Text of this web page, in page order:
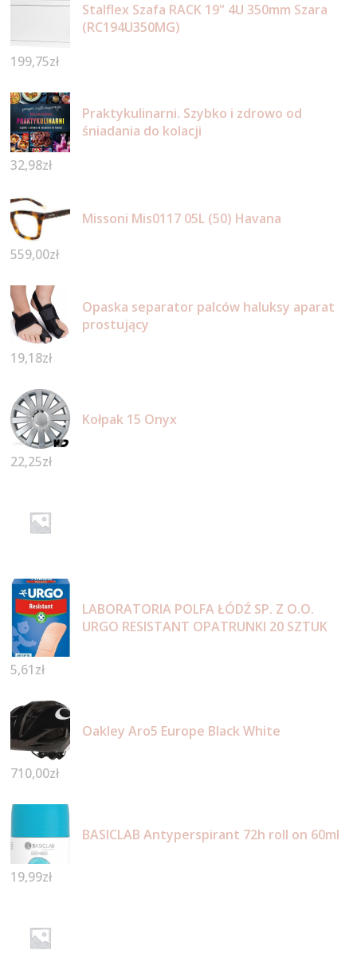
Stalflex Szafa RACK 19" 4U 350mm Szara
(RC194U350MG)
199,75zł
Praktykulinarni. Szybko i zdrowo od
śniadania do kolacji
32,98zł
Missoni Mis0117 05L (50) Havana
559,00zł
Opaska separator palców haluksy aparat
prostujący
19,18zł
Kołpak 15 Onyx
22,25zł
LABORATORIA POLFA ŁÓDŹ SP. Z O.O.
URGO RESISTANT OPATRUNKI 20 SZTUK
5,61zł
Oakley Aro5 Europe Black White
710,00zł
BASICLAB Antyperspirant 72h roll on 60ml
19,99zł